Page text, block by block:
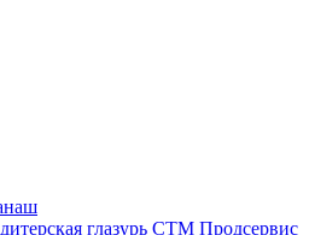
глазурь СТМ Продсервис